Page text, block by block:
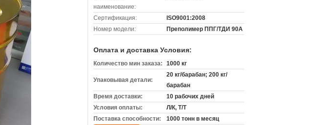
наименование:
Сертификация:
ISO9001:2008
Номер модели:
Преполимер ППГ/ТДИ 90А
Оплата и доставка Условия:
Количество мин заказа: 1000 кг
Упаковывая детали:
20 кг/барабан; 200 кг/
барабан
Время доставки:
10 рабочих дней
Условия оплаты:
Л/К, Т/Т
Поставка способности:
1000 тонн в месяц